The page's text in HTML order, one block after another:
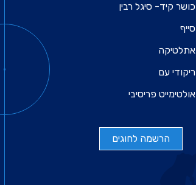
כושר קיד- סיגל רבין
סייף
אתלטיקה
ריקודי עם
אולטימייט פריסיבי
הרשמה לחוגים